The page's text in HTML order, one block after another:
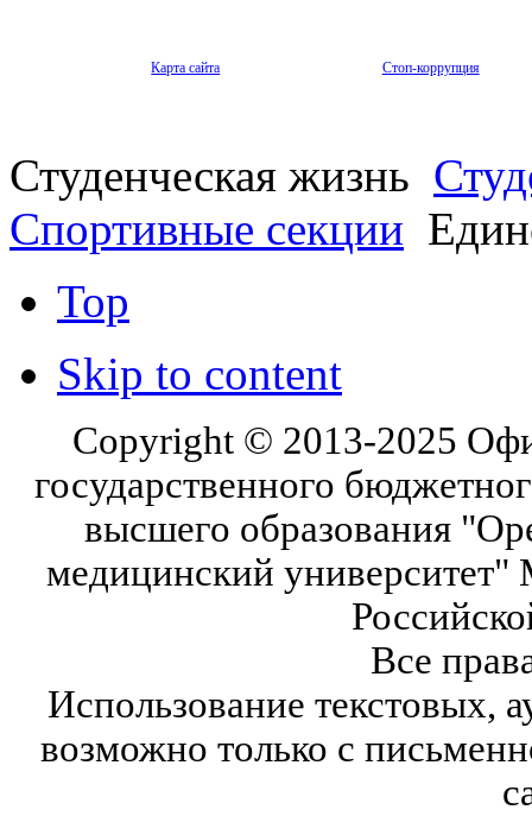
Карта сайта Стоп-коррупция
Студенческая жизнь
Спортивные секции
Top
Skip to content
Copyright © 2013-2025
государственного
высшего образования
медицинский университет"
Все
Использование текстовых,
возможно только с